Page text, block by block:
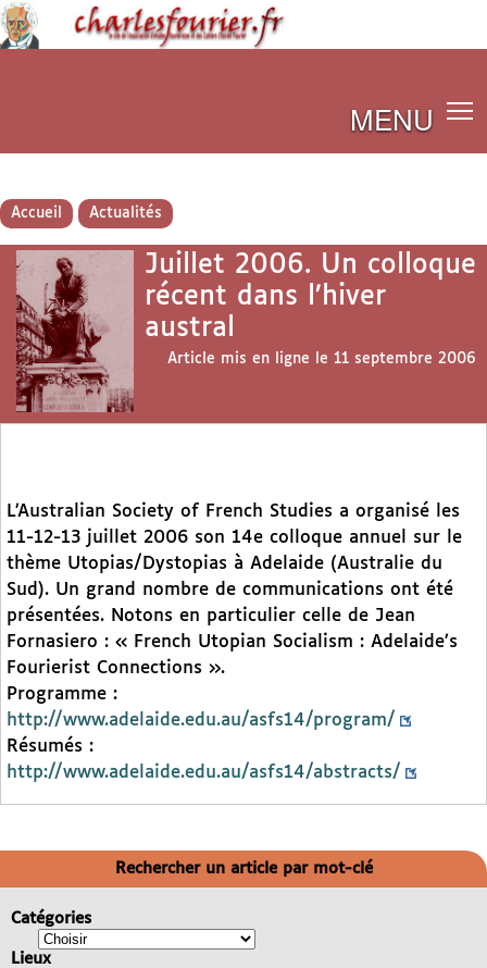
MENU
Accueil Actualités
Juillet 2006. Un colloque
récent dans l’hiver
austral
Article mis en ligne le 11 septembre 2006
L’Australian Society of French Studies a organisé les
11-12-13 juillet 2006 son 14e colloque annuel sur le
thème Utopias/Dystopias à Adelaide (Australie du
Sud). Un grand nombre de communications ont été
présentées. Notons en particulier celle de Jean
Fornasiero : « French Utopian Socialism : Adelaide’s
Fourierist Connections ».
Programme :
http://www.adelaide.edu.au/asfs14/program/
Résumés :
http://www.adelaide.edu.au/asfs14/abstracts/
Rechercher un article par mot-clé
Catégories
Lieux